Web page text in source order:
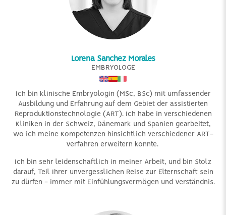
Lorena Sanchez Morales
EMBRYOLOGE
Ich bin klinische Embryologin (MSc, BSc) mit umfassender
Ausbildung und Erfahrung auf dem Gebiet der assistierten
Reproduktionstechnologie (ART). Ich habe in verschiedenen
Kliniken in der Schweiz, Dänemark und Spanien gearbeitet,
wo ich meine Kompetenzen hinsichtlich verschiedener ART-
Verfahren erweitern konnte.
Ich bin sehr leidenschaftlich in meiner Arbeit, und bin Stolz
darauf, Teil Ihrer unvergesslichen Reise zur Elternschaft sein
zu dürfen - immer mit Einfühlungsvermögen und Verständnis.